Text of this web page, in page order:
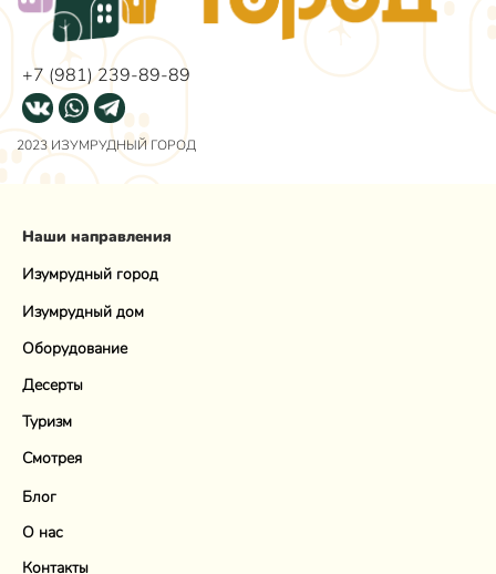
+7 (981) 239-89-89
2023 ИЗУМРУДНЫЙ ГОРОД
Наши направления
Изумрудный город
Изумрудный дом
Оборудование
Десерты
Туризм
Смотрея
Блог
О нас
Контакты